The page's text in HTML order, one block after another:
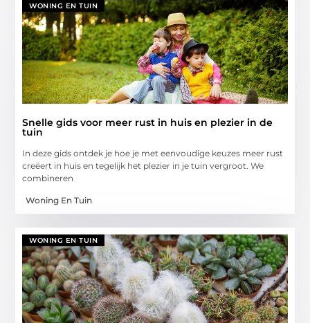
WONING EN TUIN
Snelle gids voor meer rust in huis en plezier in de
tuin
In deze gids ontdek je hoe je met eenvoudige keuzes meer rust
creëert in huis en tegelijk het plezier in je tuin vergroot. We
combineren
Woning En Tuin
WONING EN TUIN